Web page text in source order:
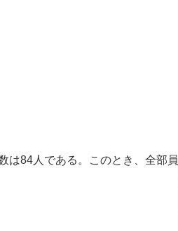
は84人である。このとき、全部員